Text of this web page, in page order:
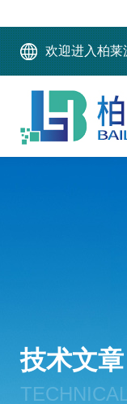
欢迎进入柏莱
技术文章